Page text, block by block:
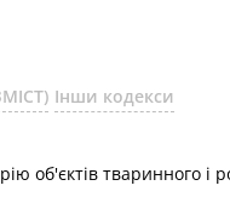
Інши кодекси
об'єктів тваринного і